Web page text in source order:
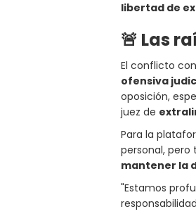
libertad de
🚨 Las
El conflicto
ofensiva
oposición,
juez de
Para la
personal,
mantener la
"Estamos